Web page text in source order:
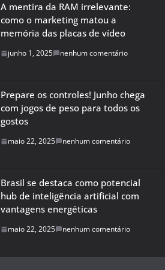
A mentira da RAM irrelevante:
como o marketing matou a
memória das placas de vídeo
junho 1, 2025 nenhum comentário
Prepare os controles! Junho chega
com jogos de peso para todos os
gostos
maio 22, 2025 nenhum comentário
Brasil se destaca como potencial
hub de inteligência artificial com
vantagens energéticas
maio 22, 2025 nenhum comentário